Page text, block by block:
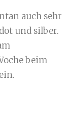
auch sehr
und silber.
beim